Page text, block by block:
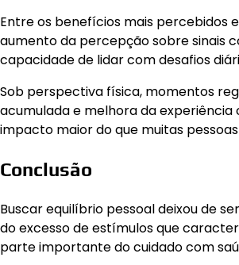
Entre os benefícios mais percebidos
aumento da percepção sobre sinais
capacidade de lidar com desafios
Sob perspectiva física, momentos
acumulada e melhora da
impacto maior do que muitas
Conclusão
Buscar equilíbrio pessoal deixou de
do excesso de estímulos que
parte importante do cuidado com